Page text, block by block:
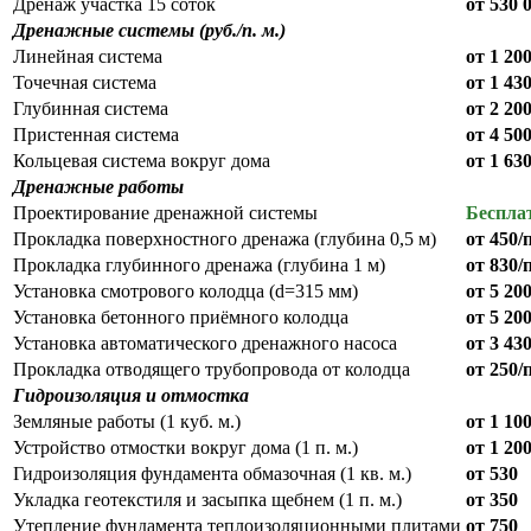
Дренаж участка 15 соток
от 530
Дренажные системы (руб./п. м.)
Линейная система
от 1 200
Точечная система
от 1 430
Глубинная система
от 2 200
Пристенная система
от 4 500
Кольцевая система вокруг дома
от 1 630
Дренажные работы
Проектирование дренажной системы
Прокладка поверхностного дренажа (глубина 0,5 м)
от 450/
Прокладка глубинного дренажа (глубина 1 м)
от 830/
Установка смотрового колодца (d=315 мм)
от 5 200
Установка бетонного приёмного колодца
от 5 200
Установка автоматического дренажного насоса
от 3 430
Прокладка отводящего трубопровода от колодца
от 250/
Гидроизоляция и отмостка
Земляные работы (1 куб. м.)
от 1 100
Устройство отмостки вокруг дома (1 п. м.)
от 1 200
Гидроизоляция фундамента обмазочная (1 кв. м.)
от 530
Укладка геотекстиля и засыпка щебнем (1 п. м.)
от 350
Утепление фундамента теплоизоляционными плитами от 750